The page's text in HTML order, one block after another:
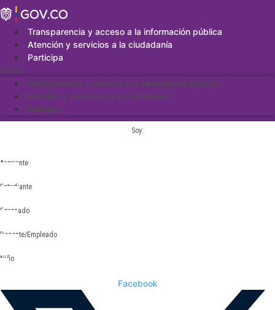
Saltar
al
contenidoTransparencia y acceso a la información pública
Atención y servicios a la ciudadanía
Participa
Menu
Transparencia y acceso a la información pública
Atención y servicios a la ciudadanía
Participa
Soy:
Aspirante
Estudiante
Egresado
Docente/Empleado
Niño
Facebook